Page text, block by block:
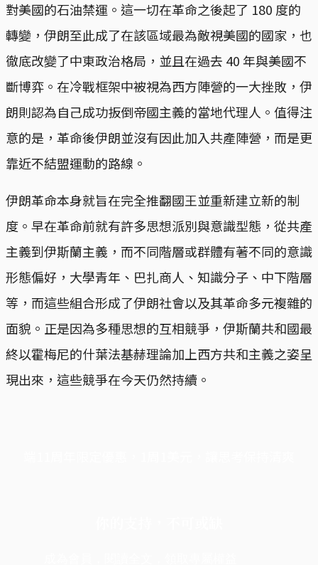
對美國的石油禁運。這一切在革命之後起了 180 度的
轉變，伊朗至此成了在該區域最為敵視美國的國家，也
徹底改變了中東政治格局，並且在過去 40 年與美國不
斷博弈。在冷戰框架中被視為西方陣營的一大挫敗，伊
朗則認為自己成功扳倒帝國主義的當地代理人。值得注
意的是，革命後伊朗並沒有因此加入共產陣營，而是更
靠近不結盟運動的路線。
伊朗革命本身就旨在完全推翻國王並重新建立新的制
度。早在革命前就有許多思想派別與意識型態，從共產
主義到伊斯蘭主義，而不同階層或群體有著不同的意識
形態偏好，大學青年、巴扎商人、知識分子、中下階層
等，而這些組合形成了伊朗社會以及其革命多元複雜的
面貌。正是因為多種思想的互相競爭，伊斯蘭共和國最
終以霍梅尼的什葉法基赫理論加上西方共和主義之姿呈
現出來，這些競爭在今天仍然持續。